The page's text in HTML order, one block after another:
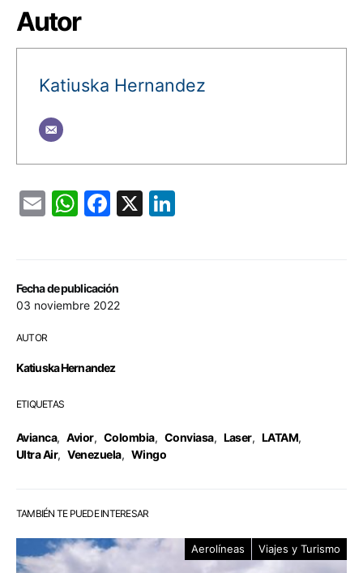
Fecha de publicación
03 noviembre 2022
AUTOR
Katiuska Hernandez
ETIQUETAS
Avianca, Avior, Colombia, Conviasa, Laser, LATAM,
Ultra Air, Venezuela, Wingo
Autor
Katiuska Hernandez
EmailWhatsApp
Facebook
X
TAMBIÉN TE PUEDE INTERESAR
Aerolíneas Viajes y Turismo